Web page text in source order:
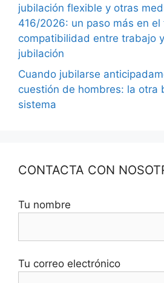
jubilación flexible y otras
416/2026: un paso más en
compatibilidad entre trabajo
jubilación
Cuando jubilarse
cuestión de hombres: la otra
sistema
CONTACTA CON
Tu nombre
Tu correo electrónico